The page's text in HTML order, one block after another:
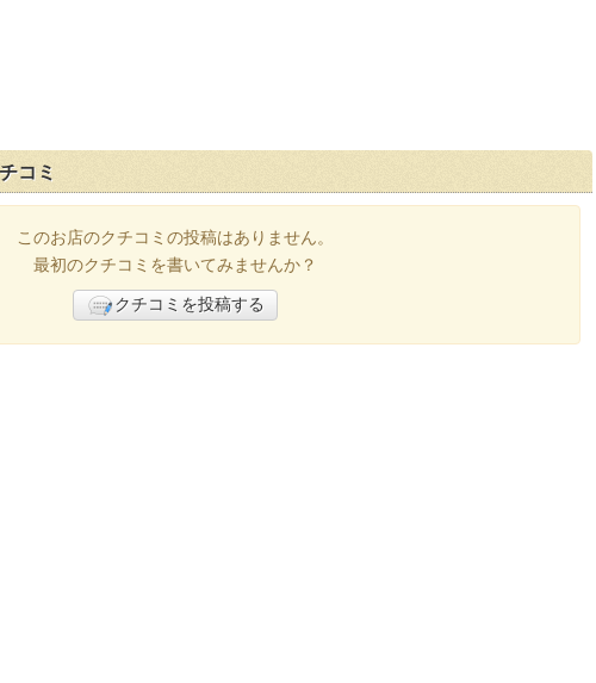
コミ
このお店のクチコミの投稿はありません。
最初のクチコミを書いてみませんか？
クチコミを投稿する